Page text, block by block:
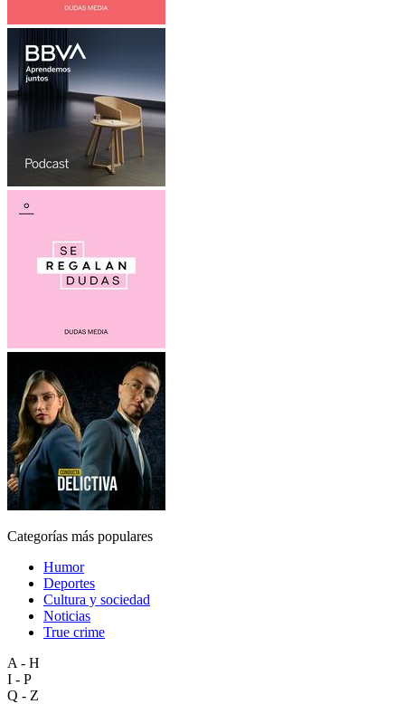
Categorías más populares
Humor
Deportes
Cultura y sociedad
Noticias
True crime
A - H
I - P
Q - Z